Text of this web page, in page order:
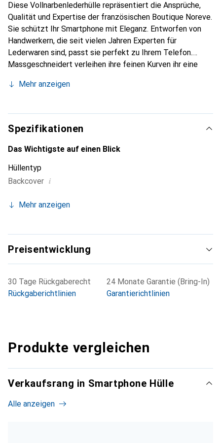
Diese Vollnarbenlederhülle repräsentiert die Ansprüche,
Qualität und Expertise der französischen Boutique Noreve.
Sie schützt Ihr Smartphone mit Eleganz. Entworfen von
Handwerkern, die seit vielen Jahren Experten für
Lederwaren sind, passt sie perfekt zu Ihrem Telefon.
Massgeschneidert verleihen ihre feinen Kurven ihr eine
unverzichtbaren Accessoire Ihres Smartphones.
die Marke Noreve eine sichere Wahl für eine
anspruchsvolle Klientel.
Mehr anzeigen
Spezifikationen
Das Wichtigste auf einen Blick
Hüllentyp
Backcover i
Mehr anzeigen
Preisentwicklung
30 Tage Rückgaberecht
Rückgaberichtlinien
24 Monate Garantie (Bring-In)
Garantierichtlinien
Produkte vergleichen
Verkaufsrang in Smartphone Hülle
Alle anzeigen